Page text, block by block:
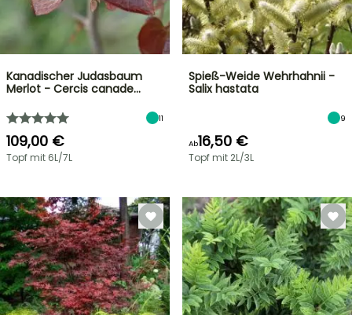
Kanadischer Judasbaum
Merlot - Cercis canade…
11
109,00 €
Topf mit 6L/7L
Spieß-Weide Wehrhahnii -
Salix hastata
9
Ab16,50 €
Topf mit 2L/3L